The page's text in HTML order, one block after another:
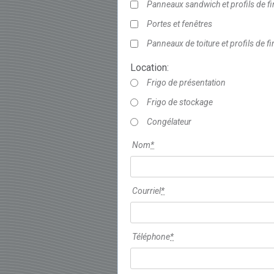
Panneaux sandwich et profils de
Portes et fenêtres
Panneaux de toiture et profils de
Location:
Frigo de présentation
Frigo de stockage
Congélateur
Nom*
Courriel*
Téléphone*